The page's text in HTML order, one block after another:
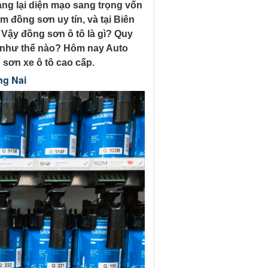
lại diện mạo sang trọng vốn
đồng sơn uy tín, và tại Biên
đồng sơn ô tô là gì? Quy
thế nào? Hôm nay Auto
xe ô tô cao cấp.
Nai